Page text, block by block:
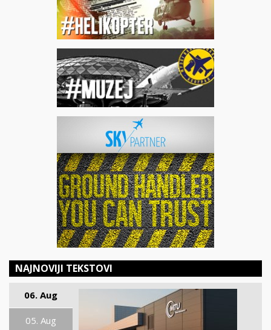
NAJNOVIJI TEKSTOVI
06. Aug
05. Aug